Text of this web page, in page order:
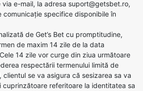
e-mail, la adresa suport@getsbet.ro,
comunicație specifice disponibile în
de Get’s Bet cu promptitudine,
de maxim 14 zile de la data
14 zile vor curge din ziua următoare
respectării termenului limită de
clientul se va asigura că sesizarea sa va
referitoare la identitatea sa